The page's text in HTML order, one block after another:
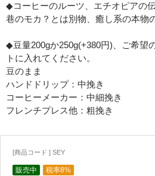
◆コーヒーのルーツ、エチオピアの
巷のモカ？とは別物、癒し系の本物
◆豆量200gか250g(+380円)、ご希望
トに入れてください。
豆のまま
ハンドドリップ：中挽き
コーヒーメーカー：中細挽き
フレンチプレス他：粗挽き
[商品コード ] SEY
販売中 税率8%